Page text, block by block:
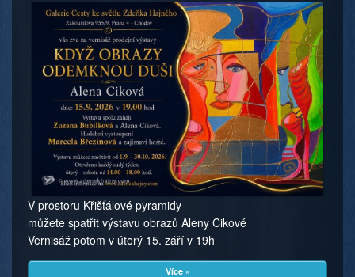
V prostoru Křišťálové pyramidy
můžete spatřit výstavu obrazů Aleny Cikové
Vernisáž potom v úterý 15. září v 19h
Více »